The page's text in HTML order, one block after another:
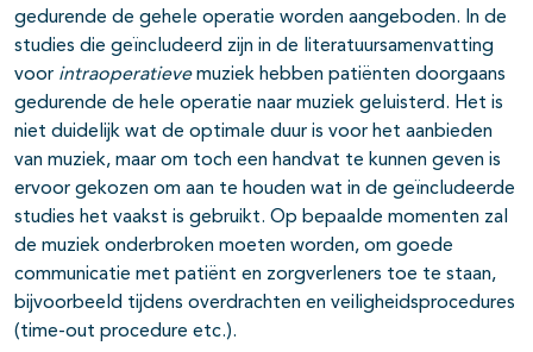
gedurende de gehele operatie worden aangeboden. In de
studies die geïncludeerd zijn in de literatuursamenvatting
voor intraoperatievemuziek hebben patiënten doorgaans
gedurende de hele operatie naar muziek geluisterd. Het is
niet duidelijk wat de optimale duur is voor het aanbieden
van muziek, maar om toch een handvat te kunnen geven is
ervoor gekozen om aan te houden wat in de geïncludeerde
studies het vaakst is gebruikt. Op bepaalde momenten zal
de muziek onderbroken moeten worden, om goede
communicatie met patiënt en zorgverleners toe te staan,
bijvoorbeeld tijdens overdrachten en veiligheidsprocedures
(time-out procedure etc.).